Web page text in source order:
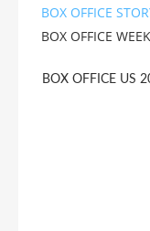
BOX OFFICE
BOX OFFICE
BOX OFFICE US